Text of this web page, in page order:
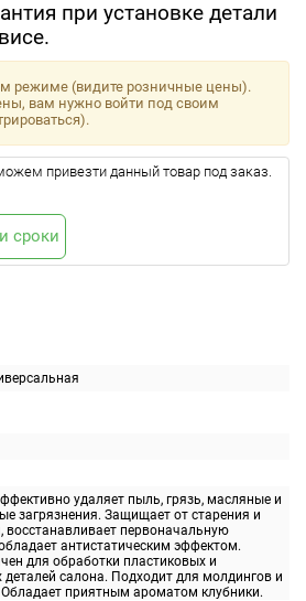
при установке детали
удаляет пыль, грязь, масляные и
загрязнения. Защищает от старения и
восстанавливает первоначальную
обладает антистатическим эффектом.
для обработки пластиковых и
деталей салона. Подходит для молдингов и
приятным ароматом клубники.
режиме (видите розничные цены).
вам нужно войти под своим
привезти данный товар под заказ.
сроки